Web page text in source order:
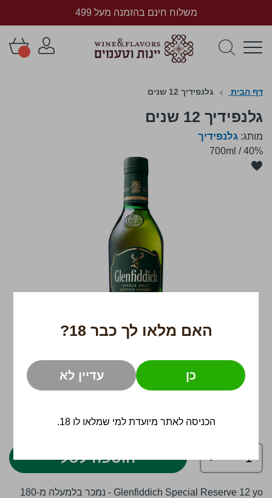
האם מלאו לך כבר 18?
כן עדיין לא
הכניסה לאתר מיועדת למי שמלאו לו 18.
משלוח חינם בהזמנה מעל 499
דף הבית גלנפידיך 12 שנים
גלנפידיך 12 שנים
מותג: גלנפידיך
700ml /40%
לדלג
לסוף
גלריית
189 ₪
הוספה לסל
Glenfiddich Special Reserve 12 yo - נמכר בלמעלה מ-180